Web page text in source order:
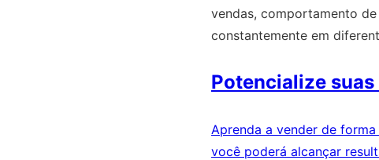
vendas, comportamento
constantemente em
Potencialize
Aprenda a vender de
você poderá alcançar